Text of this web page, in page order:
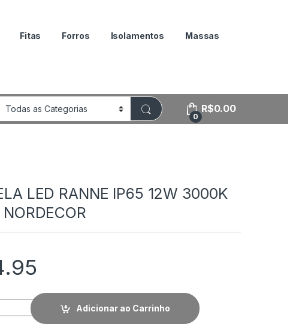
Fitas Forros Isolamentos Massas
0
R$0.00
LED RANNE IP65 12W 3000K
Adicionar ao Carrinho